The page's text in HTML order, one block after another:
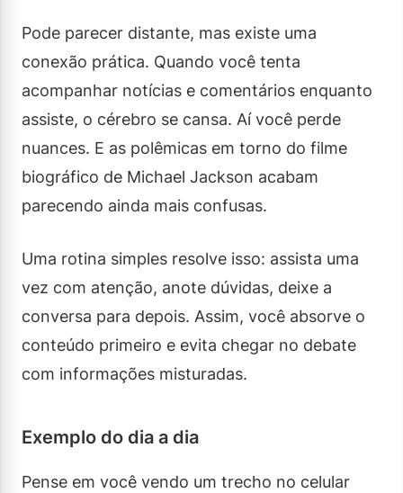
Pode parecer distante, mas existe uma
conexão prática. Quando você tenta
acompanhar notícias e comentários enquanto
assiste, o cérebro se cansa. Aí você perde
nuances. E as polêmicas em torno do filme
biográfico de Michael Jackson acabam
parecendo ainda mais confusas.
Uma rotina simples resolve isso: assista uma
vez com atenção, anote dúvidas, deixe a
conversa para depois. Assim, você absorve o
conteúdo primeiro e evita chegar no debate
com informações misturadas.
Exemplo do dia a dia
Pense em você vendo um trecho no celular